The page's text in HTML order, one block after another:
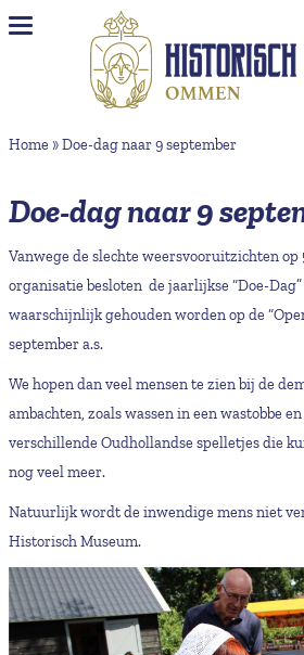
Naar hoofdinhoud
Home »Doe-dag naar 9 september
Doe-dag naar 9
Vanwege de slechte weersvooruitzichten op
organisatie besloten de jaarlijkse “Doe-
waarschijnlijk gehouden worden op de
september a.s.
We hopen dan veel mensen te zien bij de
ambachten, zoals wassen in een wastobbe
verschillende Oudhollandse spelletjes die
nog veel meer.
Natuurlijk wordt de inwendige mens niet
Historisch Museum.